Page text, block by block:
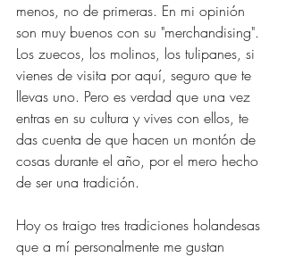
menos, no de primeras. En mi opinión
son muy buenos con su "merchandising".
Los zuecos, los molinos, los tulipanes, si
vienes de visita por aquí, seguro que te
llevas uno. Pero es verdad que una vez
entras en su cultura y vives con ellos, te
das cuenta de que hacen un montón de
cosas durante el año, por el mero hecho
de ser una tradición.
Hoy os traigo tres tradiciones holandesas
que a mí personalmente me gustan